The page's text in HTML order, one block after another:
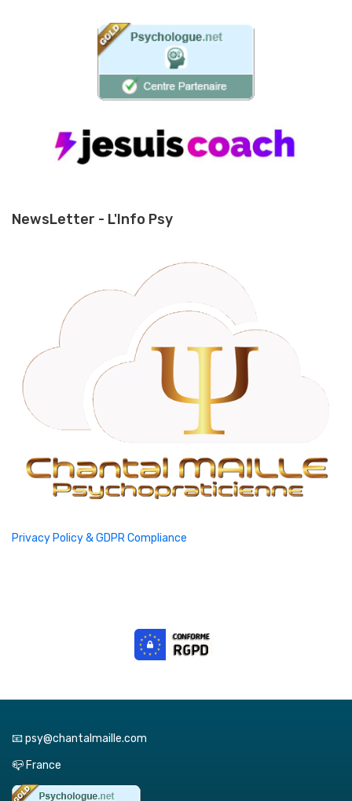
NewsLetter - L'Info Psy
Privacy Policy & GDPR Compliance
📧 psy@chantalmaille.com
📪 France